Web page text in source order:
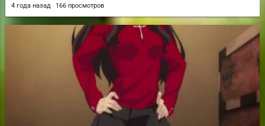
4 года назад 166 просмотров